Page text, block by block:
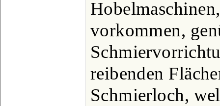
vorkommen,
reibenden
Schmierloch,